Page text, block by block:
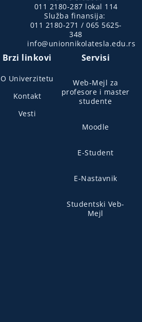
011 2180-287 lokal 114
Služba finansija:
011 2180-271 / 065 5625-
348
info@unionnikolatesla.edu.rs
Brzi linkovi
O Univerzitetu
Kontakt
Vesti
Servisi
Web-Mejl za
profesore i master
studente
Moodle
E-Student
E-Nastavnik
Studentski Veb-
Mejl